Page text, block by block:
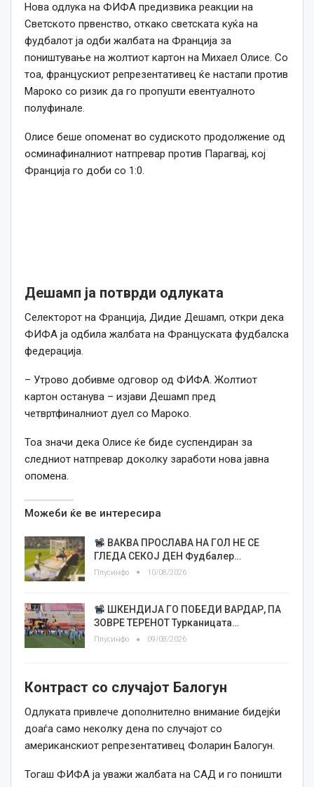
Нова одлука на ФИФА предизвика реакции на
Светското првенство, откако светската куќа на
фудбалот ја одби жалбата на Франција за
поништување на жолтиот картон на Михаел Олисе. Со
тоа, францускиот репрезентативец ќе настапи против
Мароко со ризик да го пропушти евентуалното
полуфинале.
Олисе беше опоменат во судиското продолжение од
осминафиналниот натпревар против Парагвај, кој
Франција го доби со 1:0.
Дешамп ја потврди одлуката
Селекторот на Франција, Дидие Дешамп, откри дека
ФИФА ја одбила жалбата на Француската фудбалска
федерација.
– Утрово добивме одговор од ФИФА. Жолтиот
картон останува – изјави Дешамп пред
четвртфиналниот дуел со Мароко.
Тоа значи дека Олисе ќе биде суспендиран за
следниот натпревар доколку заработи нова јавна
опомена.
Можеби ќе ве интересира
ВАКВА ПРОСЛАВА НА ГОЛ НЕ СЕ
ГЛЕДА СЕКОЈ ДЕН Фудбалер…
Плусинфо 10/08/2026
ШКЕНДИЈА ГО ПОБЕДИ ВАРДАР, ПА
ЗОВРЕ ТЕРЕНОТ Турканицата…
Плусинфо 09/08/2026
Контраст со случајот Балогун
Одлуката привлече дополнително внимание бидејќи
доаѓа само неколку дена по случајот со
американскиот репрезентативец Фоларин Балогун.
Тогаш ФИФА ја уважи жалбата на САД и го поништи